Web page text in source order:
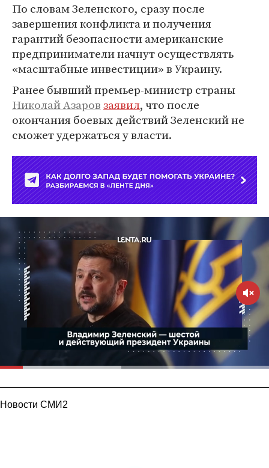
По словам Зеленского, сразу после
завершения конфликта и получения
гарантий безопасности американские
предприниматели начнут осуществлять
«масштабные инвестиции» в Украину.
Ранее бывший премьер-министр страны
Николай Азаровзаявил, что после
окончания боевых действий Зеленский не
сможет удержаться у власти.
Новости СМИ2